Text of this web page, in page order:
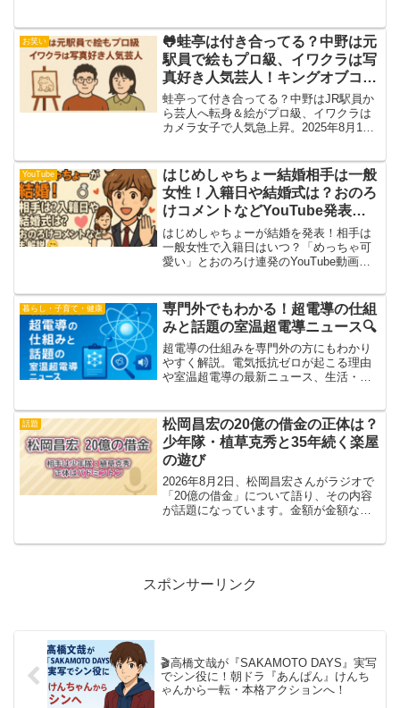
お笑い
🐸蛙亭は付き合ってる？中野は元
駅員で絵もプロ級、イワクラは写
真好き人気芸人！キングオブコン
ト常連の実力派が爆笑レッドカー
ペットに出演！
蛙亭って付き合ってる？中野はJR駅員か
ら芸人へ転身＆絵がプロ級、イワクラは
カメラ女子で人気急上昇。2025年8月11
YouTube
はじめしゃちょー結婚相手は一般
女性！入籍日や結婚式は？おのろ
けコメントなどYouTube発表内
容も徹底解説💍✨
はじめしゃちょーが結婚を発表！相手は
一般女性で入籍日はいつ？「めっちゃ可
愛い」とおのろけ連発のYouTube動画内
暮らし・子育て・健康
専門外でもわかる！超電導の仕組
みと話題の室温超電導ニュース🔍
超電導の仕組みを専門外の方にもわかり
やすく解説。電気抵抗ゼロが起こる理由
や室温超電導の最新ニュース、生活・医
く紹介します。
話題
松岡昌宏の20億の借金の正体は？
少年隊・植草克秀と35年続く楽屋
の遊び
2026年8月2日、松岡昌宏さんがラジオで
「20億の借金」について語り、その内容
が話題になっています。金額が金額なだ
スポンサーリンク
🎬高橋文哉が『SAKAMOTO DAYS』実写
でシン役に！朝ドラ『あんぱん』けんち
ゃんから一転・本格アクションへ！